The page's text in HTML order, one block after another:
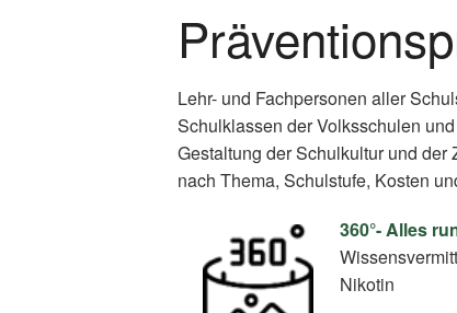
Lehr- und Fachpersonen aller
Schulklassen der Volksschulen
Gestaltung der Schulkultur und
nach Thema, Schulstufe, Kosten
360°- Alles
Nikotin